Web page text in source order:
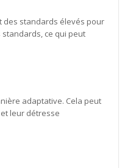
des standards élevés pour
ce qui peut
adaptative. Cela peut
leur détresse